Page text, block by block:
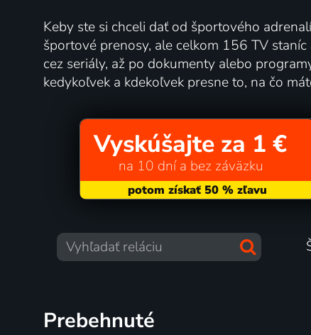
Keby ste si chceli dať od športového
športové prenosy, ale celkom 156 TV
cez seriály, až po dokumenty alebo
kedykoľvek a kdekoľvek presne to, na čo
Vyskúšajte za 1 €
na 10 dní a bez záväzku
Prebehnuté